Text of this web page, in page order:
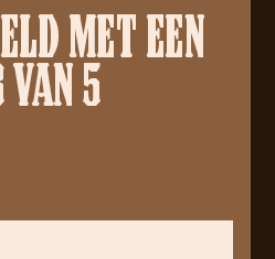
MET EEN
5